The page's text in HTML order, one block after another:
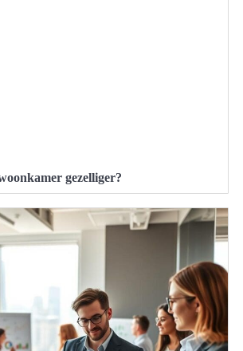
gezelliger?